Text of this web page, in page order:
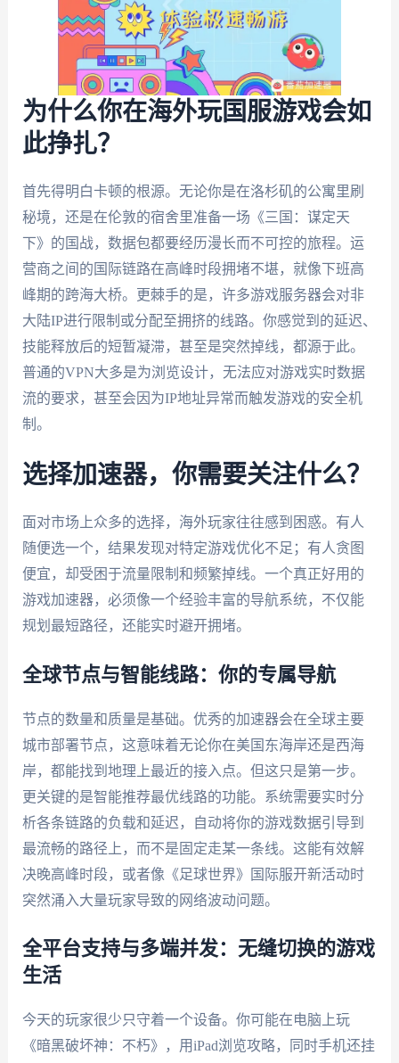
为什么你在海外玩国服游戏会如
此挣扎？
首先得明白卡顿的根源。无论你是在洛杉矶的公寓里刷
秘境，还是在伦敦的宿舍里准备一场《三国：谋定天
下》的国战，数据包都要经历漫长而不可控的旅程。运
营商之间的国际链路在高峰时段拥堵不堪，就像下班高
峰期的跨海大桥。更棘手的是，许多游戏服务器会对非
大陆IP进行限制或分配至拥挤的线路。你感觉到的延迟、
技能释放后的短暂凝滞，甚至是突然掉线，都源于此。
普通的VPN大多是为浏览设计，无法应对游戏实时数据
流的要求，甚至会因为IP地址异常而触发游戏的安全机
制。
选择加速器，你需要关注什么？
面对市场上众多的选择，海外玩家往往感到困惑。有人
随便选一个，结果发现对特定游戏优化不足；有人贪图
便宜，却受困于流量限制和频繁掉线。一个真正好用的
游戏加速器，必须像一个经验丰富的导航系统，不仅能
规划最短路径，还能实时避开拥堵。
全球节点与智能线路：你的专属导航
节点的数量和质量是基础。优秀的加速器会在全球主要
城市部署节点，这意味着无论你在美国东海岸还是西海
岸，都能找到地理上最近的接入点。但这只是第一步。
更关键的是智能推荐最优线路的功能。系统需要实时分
析各条链路的负载和延迟，自动将你的游戏数据引导到
最流畅的路径上，而不是固定走某一条线。这能有效解
决晚高峰时段，或者像《足球世界》国际服开新活动时
突然涌入大量玩家导致的网络波动问题。
全平台支持与多端并发：无缝切换的游戏
生活
今天的玩家很少只守着一个设备。你可能在电脑上玩
《暗黑破坏神：不朽》，用iPad浏览攻略，同时手机还挂